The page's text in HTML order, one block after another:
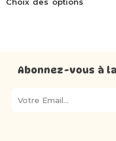
Abonnez-vous à